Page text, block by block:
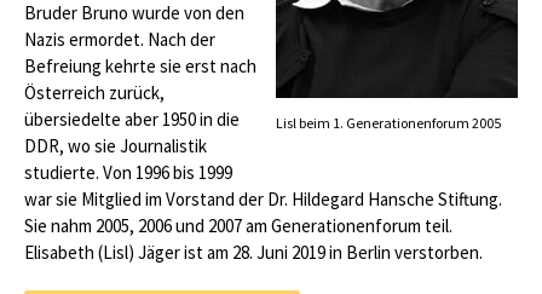
Lisl beim 1. Generationenforum 2005
Bruder Bruno wurde von den
Nazis ermordet. Nach der
Befreiung kehrte sie erst nach
Österreich zurück,
übersiedelte aber 1950 in die
DDR, wo sie Journalistik
studierte. Von 1996 bis 1999
war sie Mitglied im Vorstand der Dr. Hildegard Hansche Stiftung.
Sie nahm 2005, 2006 und 2007 am Generationenforum teil.
Elisabeth (Lisl) Jäger ist am 28. Juni 2019 in Berlin verstorben.